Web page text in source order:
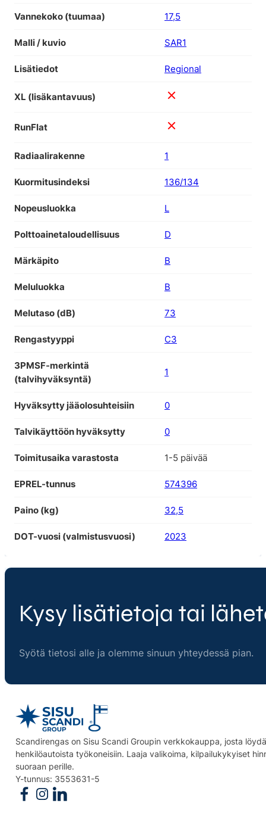
Vannekoko (tuumaa) 17,5
Malli / kuvio SAR1
Lisätiedot Regional
XL (lisäkantavuus)
RunFlat
Radiaalirakenne 1
Kuormitusindeksi 136/134
Nopeusluokka L
Polttoainetaloudellisuus D
Märkäpito B
Meluluokka B
Melutaso (dB) 73
Rengastyyppi C3
3PMSF-merkintä
(talvihyväksyntä)
1
Hyväksytty jääolosuhteisiin 0
Talvikäyttöön hyväksytty 0
Toimitusaika varastosta 1-5 päivää
EPREL-tunnus 574396
Paino (kg) 32,5
DOT-vuosi (valmistusvuosi) 2023
Kysy lisätietoja tai
Syötä tietosi alle ja olemme sinuun yhteydessä pian.
Scandirengas on Sisu Scandi Groupin verkkokauppa, josta
henkilöautoista työkoneisiin. Laaja valikoima, kilpailukykyiset
suoraan perille.
Y-tunnus: 3553631-5
Follow us on Facebook
Follow us on Instagram
Follow us on Linkedin